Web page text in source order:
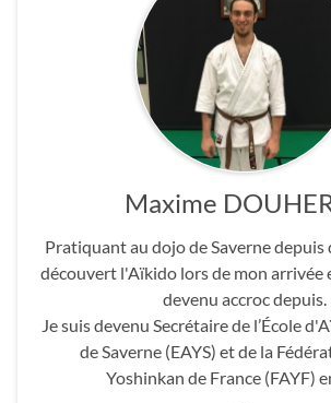
Maxime
Pratiquant au dojo de Saverne depuis
découvert l'Aïkido lors de mon arrivée
devenu accroc depuis.
Je suis devenu Secrétaire de l’École
de Saverne (EAYS) et de la
Yoshinkan de France (FAYF)